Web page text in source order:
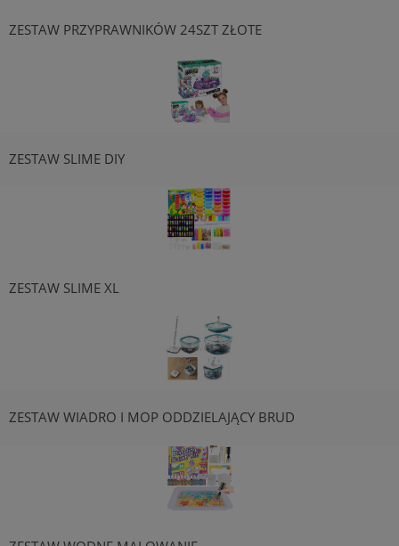
ZESTAW PRZYPRAWNIKÓW 24SZT ZŁOTE
ZESTAW SLIME DIY
ZESTAW SLIME XL
ZESTAW WIADRO I MOP ODDZIELAJĄCY BRUD